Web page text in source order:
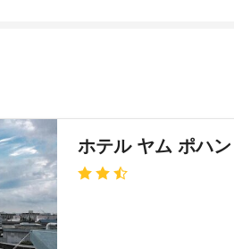
ホテル ヤム ポハ